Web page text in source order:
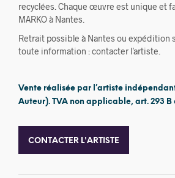
recyclées. Chaque œuvre est unique et
MARKO à Nantes.
Retrait possible à Nantes ou expédition
toute information : contacter l’artiste.
Vente réalisée par l’artiste
Auteur). TVA non applicable, art. 293 B
CONTACTER L'ARTISTE